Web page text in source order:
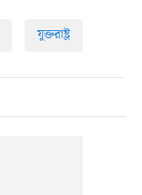
যুক্তরাষ্ট্র